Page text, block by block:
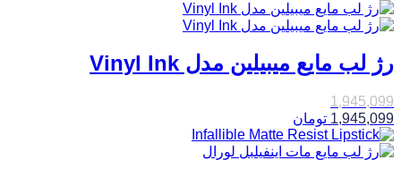
رژ لب مایع میبیلین مدل Vinyl Ink
1,945,099
1,945,099 تومان